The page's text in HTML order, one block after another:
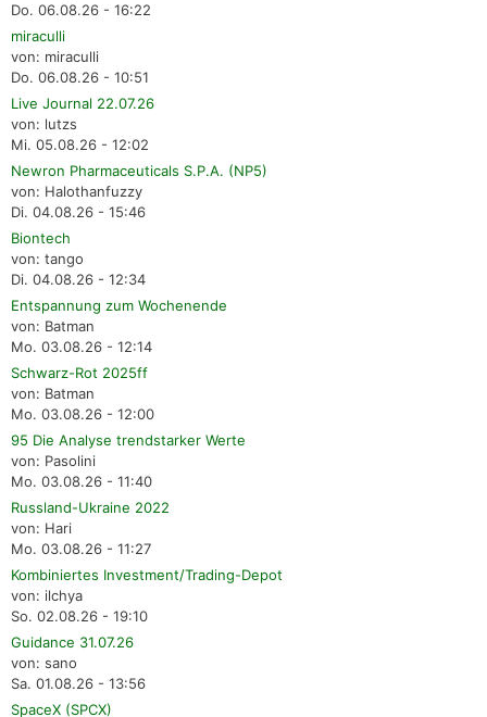
Do. 06.08.26 - 16:22
miraculli
von: miraculli
Do. 06.08.26 - 10:51
Live Journal 22.07.26
von: lutzs
Mi. 05.08.26 - 12:02
Newron Pharmaceuticals S.P.A. (NP5)
von: Halothanfuzzy
Di. 04.08.26 - 15:46
Biontech
von: tango
Di. 04.08.26 - 12:34
Entspannung zum Wochenende
von: Batman
Mo. 03.08.26 - 12:14
Schwarz-Rot 2025ff
von: Batman
Mo. 03.08.26 - 12:00
95 Die Analyse trendstarker Werte
von: Pasolini
Mo. 03.08.26 - 11:40
Russland-Ukraine 2022
von: Hari
Mo. 03.08.26 - 11:27
Kombiniertes Investment/Trading-Depot
von: ilchya
So. 02.08.26 - 19:10
Guidance 31.07.26
von: sano
Sa. 01.08.26 - 13:56
SpaceX (SPCX)